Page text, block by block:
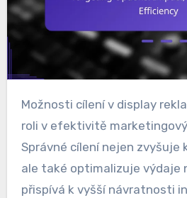
Možnosti cílení v display reklamě hrají klíčovou
roli v efektivitě
Správné cílení nejen zvyšuje
ale také optimalizuje výdaje
přispívá k vyšší návratnosti